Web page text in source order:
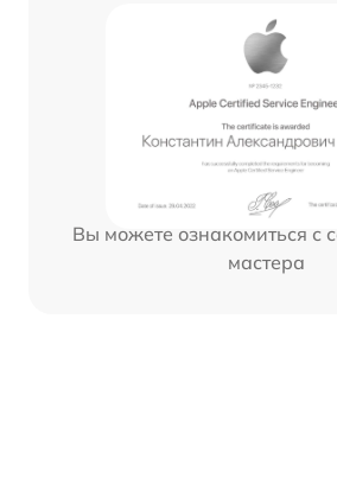
Вы можете ознакомиться с
мастера